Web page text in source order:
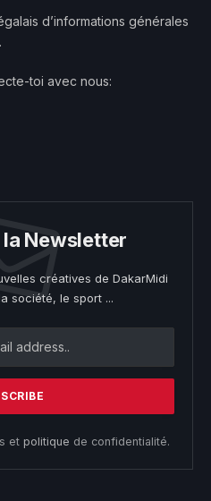
d’informations générales
toi avec nous:
Newsletter
créatives de DakarMidi
société, le sport ...
et politique de confidentialité.